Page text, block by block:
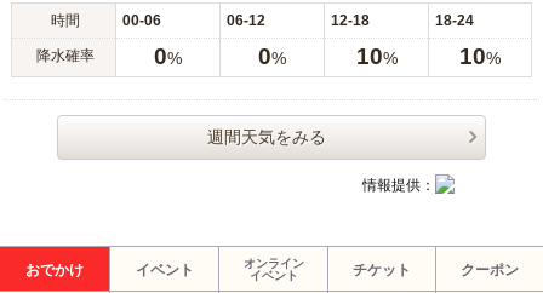
時間 00-06 06-12 12-18 18-24
降水確率 0% 0% 10% 10%
週間天気をみる
情報提供：
おでかけ イベント
オンライン
イベント
チケット クーポン